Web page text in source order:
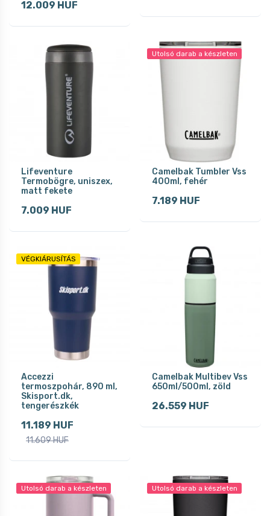
12.009 HUF
Lifeventure
Termobögre, uniszex,
matt fekete
7.009 HUF
Utolsó darab a készleten
Camelbak Tumbler Vss
400ml, fehér
7.189 HUF
VÉGKIÁRUSÍTÁS
Accezzi
termoszpohár, 890 ml,
Skisport.dk,
tengerészkék
11.189 HUF
11.609 HUF
Camelbak Multibev Vss
650ml/500ml, zöld
26.559 HUF
Utolsó darab a készleten Utolsó darab a készleten